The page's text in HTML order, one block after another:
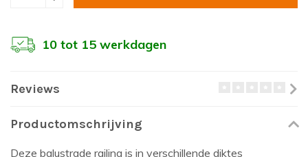
10 tot 15 werkdagen
Reviews
Productomschrijving
Deze balustrade railing is in verschillende diktes